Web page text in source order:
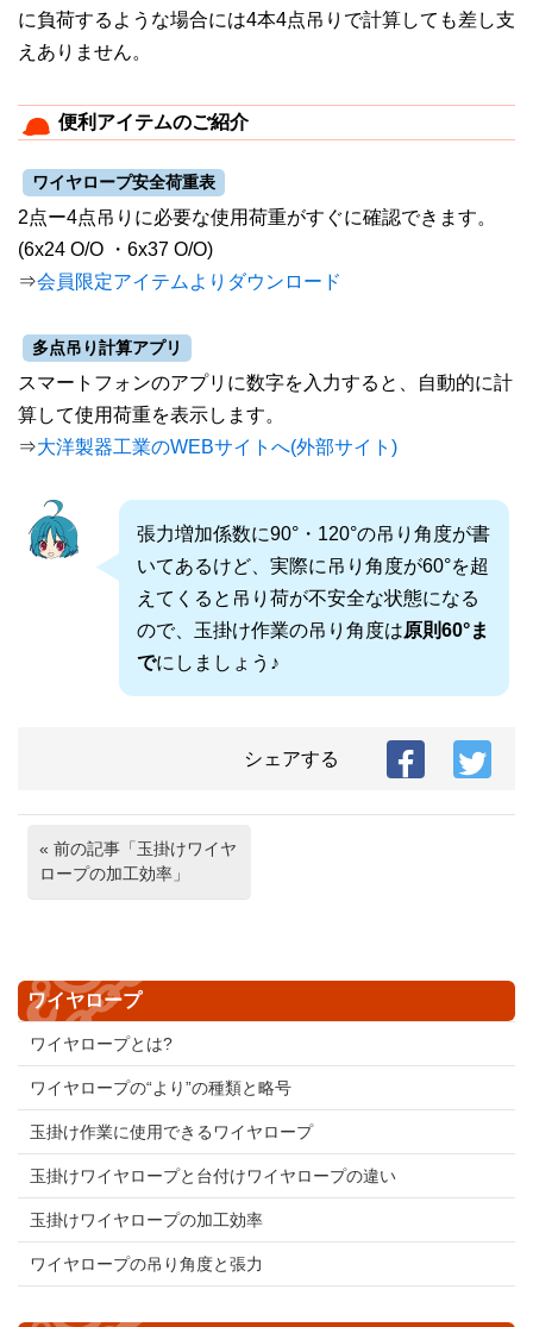
に負荷するような場合には4本4点吊りで計算しても差し支
えありません。
便利アイテムのご紹介
ワイヤロープ安全荷重表
2点ー4点吊りに必要な使用荷重がすぐに確認できます。
(6x24 O/O ・6x37 O/O)
⇒会員限定アイテムよりダウンロード
多点吊り計算アプリ
スマートフォンのアプリに数字を入力すると、自動的に計
算して使用荷重を表示します。
⇒大洋製器工業のWEBサイトへ(外部サイト)
張力増加係数に90°・120°の吊り角度が書
いてあるけど、実際に吊り角度が60°を超
えてくると吊り荷が不安全な状態になる
ので、玉掛け作業の吊り角度は原則60°ま
でにしましょう♪
シェアする
« 前の記事「玉掛けワイヤ
ロープの加工効率」
ワイヤロープ
ワイヤロープとは?
ワイヤロープの“より”の種類と略号
玉掛け作業に使用できるワイヤロープ
玉掛けワイヤロープと台付けワイヤロープの違い
玉掛けワイヤロープの加工効率
ワイヤロープの吊り角度と張力